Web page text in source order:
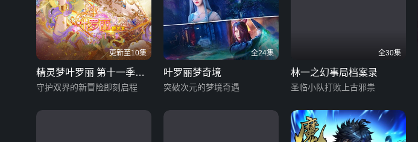
更新至10集
精灵梦叶罗丽 第十一季
（下）
守护双界的新冒险即刻启程
全24集
叶罗丽梦奇境
突破次元的梦境奇遇
全30集
林一之幻事局档案录
圣临小队打败上古邪祟